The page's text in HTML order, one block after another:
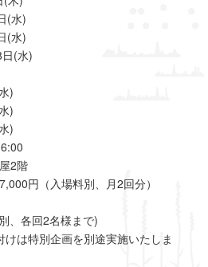
(水)
(水)
(水)
)
)
)
2階
（入場料別、月2回分）
、各回2名様まで)
は特別企画を別途実施いたしま